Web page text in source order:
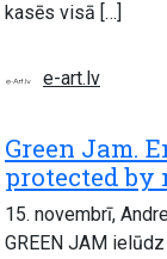
kasēs visā […]
e-art.lv
Green Jam.
protected by
15. novembrī,
GREEN JAM